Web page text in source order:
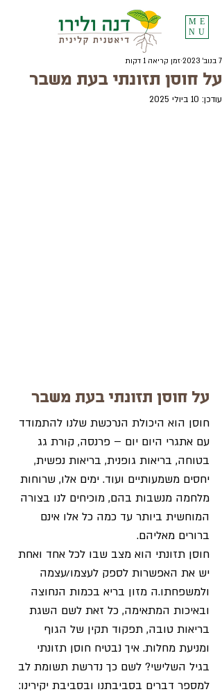
ME
NU
על חוסן תזונתי בעת משבר
7 בנוב׳ 2023 זמן קריאה 1 דקות
עודכן: 10 ביולי 2025
על חוסן תזונתי בעת משבר
חוסן הוא היכולת הנרכשת שלנו להתמודד
עם אתגרי היום יום – פרנסה, קורת גג
בטוחה, בריאות גופנית, בריאות נפשית,
יחסים משמעותיים ועוד. ימים אלו, שרוחות
מלחמה מנשבות בהם, מוכיחים לנו בצורה
המוחשית ביותר עד כמה כל אלו אינם
ברורים מאליהם.
חוסן תזונתי הוא מצב שבו לכל אחד ואחת
יש את האפשרות לספק לעצמו/עצמה
ולמשפחתו.ה מזון בריא בכמות הנחוצה
ובאיכות המתאימה, כל זאת לשם השגת
בריאות טובה, תפקוד תקין של הגוף
ומניעת מחלות. איך נבטיח חוסן תזונתי
בגיל השלישי? לשם כך נדרשת תשומת לב
למספר דברים בסביבתנו ובסביבת יקירינו: